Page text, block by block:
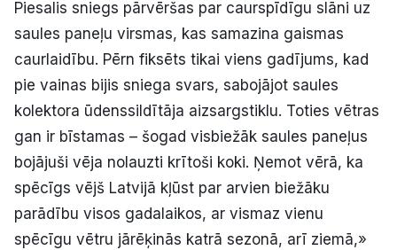
Piesalis sniegs pārvēršas par caurspīdīgu slāni uz
saules paneļu virsmas, kas samazina gaismas
caurlaidību. Pērn fiksēts tikai viens gadījums, kad
pie vainas bijis sniega svars, sabojājot saules
kolektora ūdenssildītāja aizsargstiklu. Toties vētras
gan ir bīstamas – šogad visbiežāk saules paneļus
bojājuši vēja nolauzti krītoši koki. Ņemot vērā, ka
spēcīgs vējš Latvijā kļūst par arvien biežāku
parādību visos gadalaikos, ar vismaz vienu
spēcīgu vētru jārēķinās katrā sezonā, arī ziemā,»